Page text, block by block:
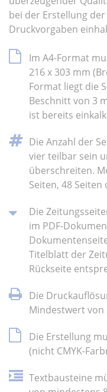
bei der Erstellung
Druckvorgaben
Im A4-Format
216 x 303 mm
Format liegt die
Beschnitt von 3
ist bereits
Die Anzahl der
vier teilbar sein
überschreiten.
Seiten, 48 Seiten
Die
im PDF-
Titelblatt der
Rückseite
Die
Mindestwert von
Die Erstellung
(nicht CMYK-
Textbausteine